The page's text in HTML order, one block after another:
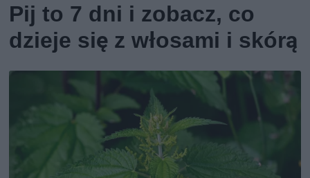
Pij to 7 dni i zobacz, co
dzieje się z włosami i skórą